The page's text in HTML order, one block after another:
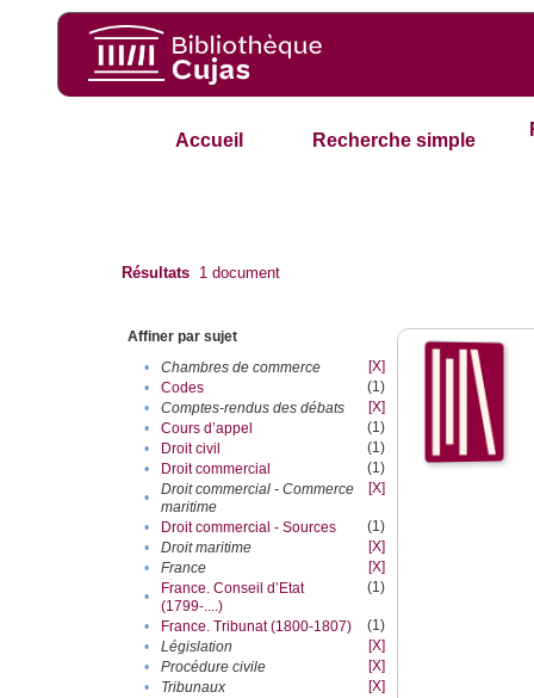
Accueil Recherche simple
Résultats 1 document
Affiner par sujet
•
Chambres de commerce
[X]
•
Codes
(1)
•
Comptes-rendus des débats
[X]
•
Cours d’appel
(1)
•
Droit civil
(1)
•
Droit commercial
(1)
•
Droit commercial - Commerce
maritime
[X]
• Droit commercial - Sources
(1)
•
Droit maritime
[X]
•
France
[X]
•
France. Conseil d’Etat
(1799-....)
(1)
• France. Tribunat (1800-1807)
(1)
•
Législation
[X]
•
Procédure civile
[X]
•
Tribunaux
[X]